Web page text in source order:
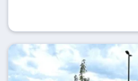
exemplarité interne et la